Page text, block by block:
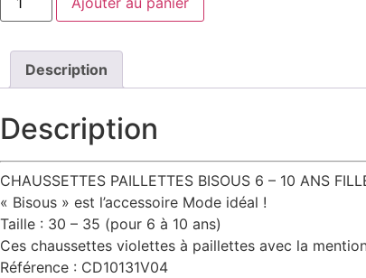
CHAUSSETTES
BISOUS
10
FILLE
Description
Description
CHAUSSETTES PAILLETTES BISOUS 6 – 10 ANS
« Bisous » est l’accessoire Mode idéal !
Taille : 30 – 35 (pour 6 à 10 ans)
Ces chaussettes violettes à paillettes avec la
Référence : CD10131V04